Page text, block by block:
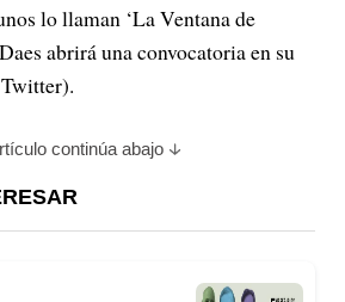
lo llaman ‘La Ventana de
abrirá una convocatoria en su
continúa abajo